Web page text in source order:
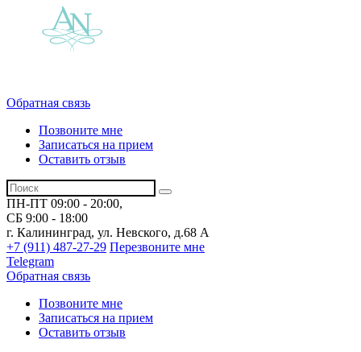
Обратная связь
Позвоните мне
Записаться на прием
Оставить отзыв
ПН-ПТ 09:00 - 20:00,
СБ 9:00 - 18:00
г. Калининград, ул. Невского, д.68 А
+7 (911) 487-27-29 Перезвоните мне
Telegram
Обратная связь
Позвоните мне
Записаться на прием
Оставить отзыв